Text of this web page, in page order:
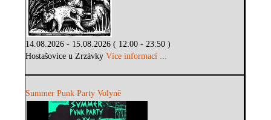
14.08.2026 - 15.08.2026 ( 12:00 - 23:50 )
Hostašovice u ZrzávkyVíce informací ...
Summer Punk Party Volyně